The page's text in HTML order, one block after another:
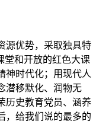
源优势，采取独具特
堂和开放的红色大课
神时代化；用现代人
潜移默化、润物无
历史教育党员、涵养
，给我们说的最多的